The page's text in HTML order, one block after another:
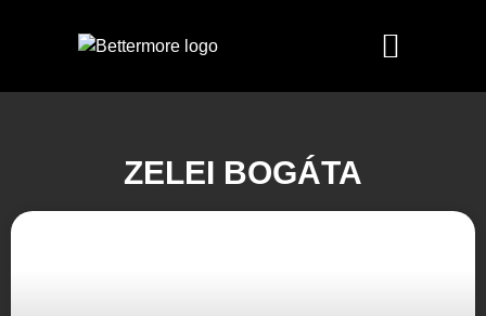
ZELEI BOGÁTA